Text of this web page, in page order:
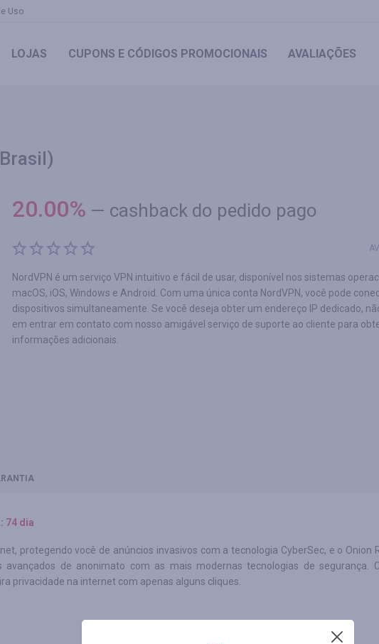
Uso
LOJAS CUPONS E CÓDIGOS PROMOCIONAIS AVALIAÇÕES
20.00% — cashback do pedido pago
NordVPN é um serviço VPN intuitivo e fácil de usar, disponível nos sistemas
macOS, iOS, Windows e Android. Com uma única conta NordVPN, você pode
dispositivos simultaneamente. Se você deseja obter um endereço IP dedicado,
em entrar em contato com nosso amigável serviço de suporte ao cliente para
informações adicionais.
74 dia
protegendo você de anúncios invasivos com a tecnologia CyberSec, e o Onion
de anonimato com as mais modernas tecnologias de segurança.
privacidade na internet com apenas alguns cliques.